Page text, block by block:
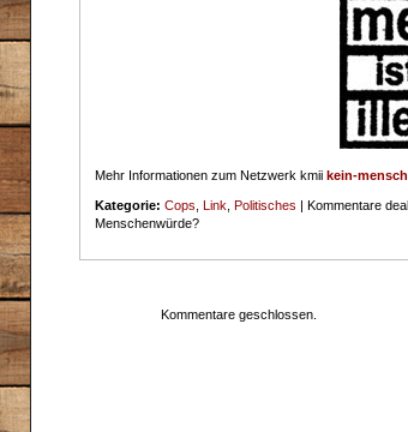
Mehr Informationen zum Netzwerk kmii kein-
Kategorie: Cops Link Politisches | Kommentare
Menschenwürde?
Kommentare geschlossen.